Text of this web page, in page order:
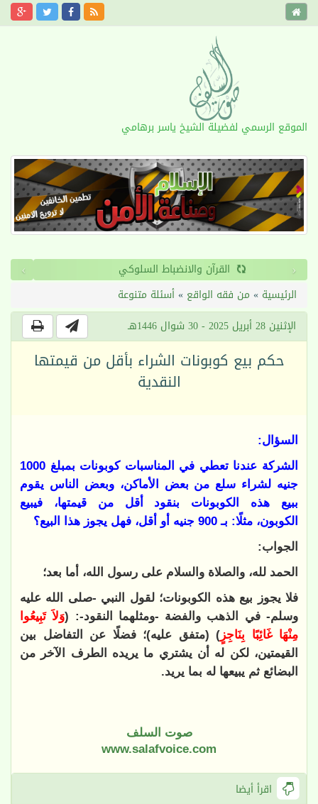
الموقع الرسمي لفضيلة الشيخ ياسر برهامي
القرآن والانضباط السلوكي ‹
›
الرئيسية » من فقه الواقع »أسئلة متنوعة
الإثنين 28 أبريل 2025 - 30 شوال 1446هـ
حكم بيع كوبونات الشراء بأقل من قيمتها
النقدية
السؤال:
الشركة عندنا تعطي في المناسبات كوبونات بمبلغ 1000
جنيه لشراء سلع من بعض الأماكن، وبعض الناس يقوم
ببيع هذه الكوبونات بنقود أقل من قيمتها، فيبيع
الكوبون، مثلًا: بـ 900 جنيه أو أقل، فهل يجوز هذا البيع؟
الجواب:
الحمد لله، والصلاة والسلام على رسول الله، أما بعد؛
فلا يجوز بيع هذه الكوبونات؛ لقول النبي -صلى الله عليه
وسلم- في الذهب والفضة -ومثلهما النقود-: (وَلاَ تَبِيعُوا
مِنْهَا غَائِبًا بِنَاجِزٍ ) (متفق عليه)؛ فضلًا عن التفاضل بين
القيمتين، لكن له أن يشتري ما يريده الطرف الآخر من
البضائع ثم يبيعها له بما يريد.
صوت السلف
www.salafvoice.com
اقرأ أيضا